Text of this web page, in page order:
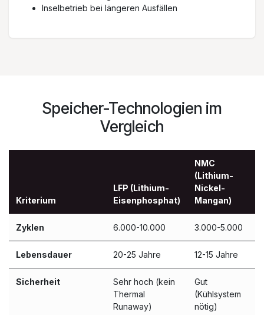
Inselbetrieb bei längeren Ausfällen
Speicher-Technologien im
Vergleich
Kriterium
LFP (Lithium-
Eisenphosphat)
NMC
(Lithium-
Nickel-
Mangan)
Zyklen 6.000-10.000 3.000-5.000
Lebensdauer 20-25 Jahre 12-15 Jahre
Sicherheit
Sehr hoch (kein
Thermal
Runaway)
Gut
(Kühlsystem
nötig)